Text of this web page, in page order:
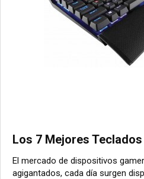
Los 7 Mejores
El mercado de dispositivos
agigantados, cada día surgen